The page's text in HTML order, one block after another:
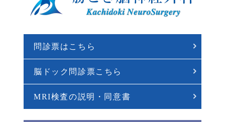
問診票はこちら
脳ドック問診票こちら
MRI検査の説明・同意書